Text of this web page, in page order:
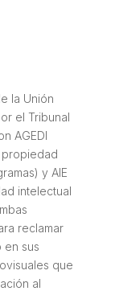
la Unión
el Tribunal
AGEDI
y AIE
intelectual
reclamar
en sus
que
al